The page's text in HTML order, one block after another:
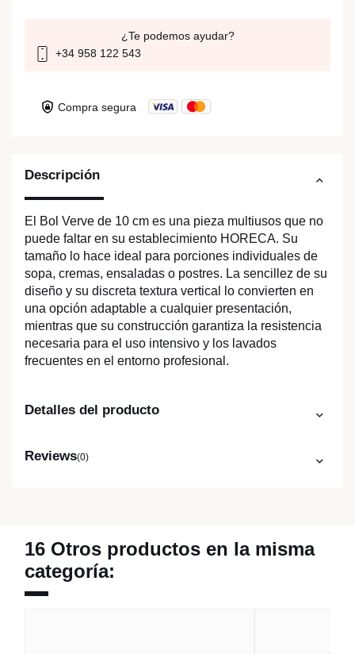
Descripción
El Bol Verve de 10 cm es una pieza multiusos que no
puede faltar en su establecimiento HORECA. Su
tamaño lo hace ideal para porciones individuales de
sopa, cremas, ensaladas o postres. La sencillez de su
diseño y su discreta textura vertical lo convierten en
una opción adaptable a cualquier presentación,
mientras que su construcción garantiza la resistencia
necesaria para el uso intensivo y los lavados
frecuentes en el entorno profesional.
Detalles del producto
Reviews(0)
¿Te podemos ayudar?
+34 958 122 543
Compra segura
16 Otros productos en la misma
categoría: